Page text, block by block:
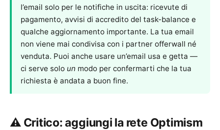
l’email solo per le notifiche in uscita: ricevute di
pagamento, avvisi di accredito del task-balance e
qualche aggiornamento importante. La tua email
non viene mai condivisa con i partner offerwall né
venduta. Puoi anche usare un’email usa e getta —
ci serve solo un modo per confermarti che la tua
richiesta è andata a buon fine.
⚠️ Critico: aggiungi la rete Optimism